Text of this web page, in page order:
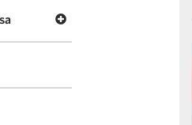
Avaa valikko